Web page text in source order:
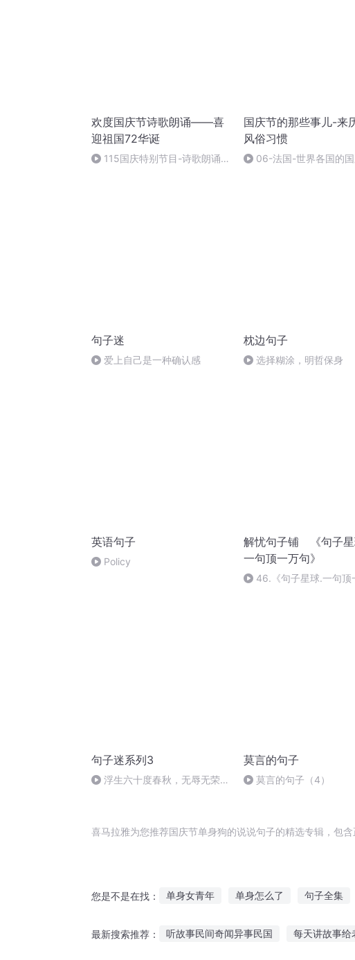
欢度国庆节诗歌朗诵——喜
迎祖国72华诞
115国庆特别节目-诗歌朗诵-
国庆节的那些事儿-来
风俗习惯
06-法国-世界各国的
句子迷
爱上自己是一种确认感
枕边句子
选择糊涂，明哲保身
英语句子
Policy
解忧句子铺 《句子星
一句顶一万句》
46.《句子星球.一句顶
句子迷系列3
浮生六十度春秋，无辱无荣尽
莫言的句子
莫言的句子（4）
喜马拉雅为您推荐国庆节单身狗的说说句子的精选专辑，包
您是不是在找： 单身女青年 单身怎么了 句子全集
最新搜索推荐： 听故事民间奇闻异事民国 每天讲故事给